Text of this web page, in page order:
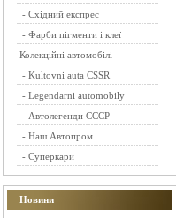
- Східний експрес
- Фарби пігменти і клеї
Колекційні автомобілі
- Kultovni auta CSSR
- Legendarni automobily
- Автолегенди СССР
- Наш Автопром
- Суперкари
Новини